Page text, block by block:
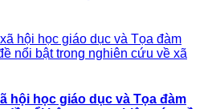
hội học giáo dục và Tọa đàm